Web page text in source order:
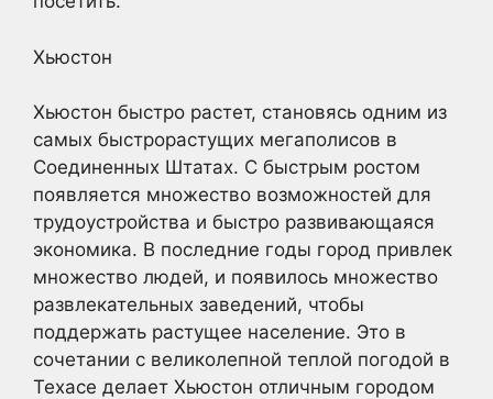
Хьюстон
Хьюстон быстро растет, становясь одним из
самых быстрорастущих мегаполисов в
Соединенных Штатах. С быстрым ростом
появляется множество возможностей для
трудоустройства и быстро развивающаяся
экономика. В последние годы город привлек
множество людей, и появилось множество
развлекательных заведений, чтобы
поддержать растущее население. Это в
сочетании с великолепной теплой погодой в
Техасе делает Хьюстон отличным городом